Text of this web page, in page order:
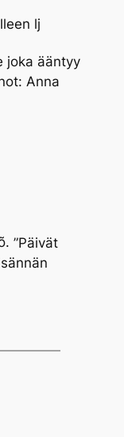
lj
joka ääntyy
Anna
”Päivät